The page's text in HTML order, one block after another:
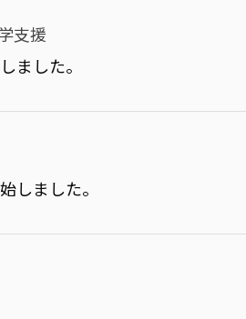
支援
ました。
しました。